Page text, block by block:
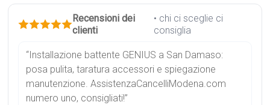
Recensioni dei
clienti
• chi ci sceglie ci
consiglia
“Installazione battente GENIUS a San Damaso:
posa pulita, taratura accessori e spiegazione
manutenzione. AssistenzaCancelliModena.com
numero uno, consigliati!”